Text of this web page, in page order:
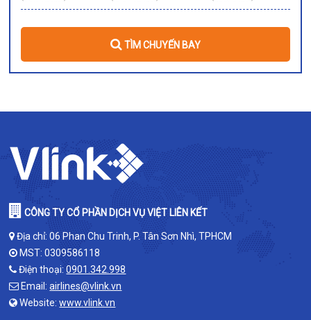
TÌM CHUYẾN BAY
CÔNG TY CỔ PHẦN DỊCH VỤ VIỆT LIÊN KẾT
Địa chỉ: 06 Phan Chu Trinh, P. Tân Sơn Nhì, TPHCM
MST: 0309586118
Điện thoại:0901.342.998
Email:airlines@vlink.vn
Website:www.vlink.vn